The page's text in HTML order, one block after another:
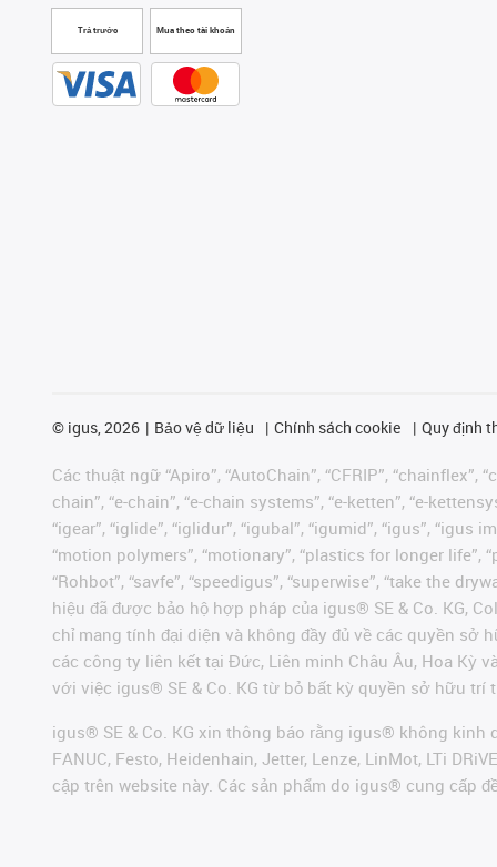
Trả trước Mua theo tài khoản
© igus, 2026 Bảo vệ dữ liệu Chính sách cookie Quy định
Các thuật ngữ “Apiro”, “AutoChain”, “CFRIP”, “chainflex”,
chain”, “e-chain”, “e-chain systems”, “e-ketten”, “e-
“igear”, “iglide”, “iglidur”, “igubal”, “igumid”, “igus”, “igus
“motion polymers”, “motionary”, “plastics for longer life”,
“Rohbot”, “savfe”, “speedigus”, “superwise”, “take the
hiệu đã được bảo hộ hợp pháp của igus® SE & Co. KG,
chỉ mang tính đại diện và không đầy đủ về các quyền sở
các công ty liên kết tại Đức, Liên minh Châu Âu, Hoa Kỳ
với việc igus® SE & Co. KG từ bỏ bất kỳ quyền sở hữu trí
igus® SE & Co. KG xin thông báo rằng igus® không kinh
FANUC, Festo, Heidenhain, Jetter, Lenze, LinMot, LTi
cập trên website này. Các sản phẩm do igus® cung cấp